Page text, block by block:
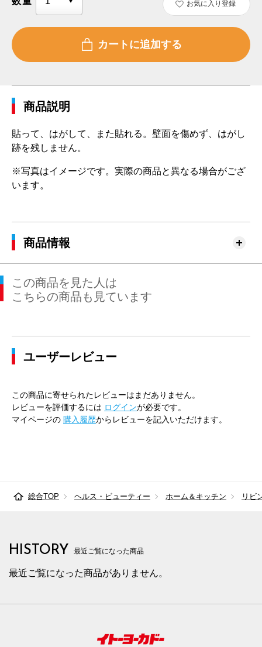
お気に入り登録
商品説明
貼って、はがして、また貼れる。壁面を傷めず、はがし
跡を残しません。
※写真はイメージです。実際の商品と異なる場合がござ
います。
商品情報
この商品を見た人は
こちらの商品も見ています
ユーザーレビュー
この商品に寄せられたレビューはまだありません。
レビューを評価するには ログインが必要です。
マイページの 購入履歴からレビューを記入いただけます。
総合TOP ヘルス・ビューティー ホーム＆キッチン リビ
HISTORY 最近ご覧になった商品
最近ご覧になった商品がありません。